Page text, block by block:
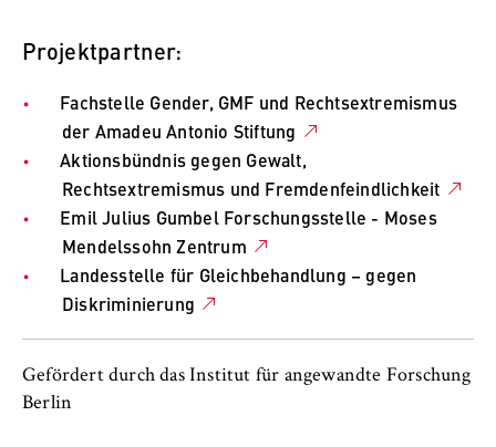
Projektpartner:
Fachstelle Gender, GMF und Rechtsextremismus
der Amadeu Antonio Stiftung
Aktionsbündnis gegen Gewalt,
Rechtsextremismus und Fremdenfeindlichkeit
Emil Julius Gumbel Forschungsstelle - Moses
Mendelssohn Zentrum
Landesstelle für Gleichbehandlung – gegen
Diskriminierung
Gefördert durch das Institut für angewandte Forschung
Berlin